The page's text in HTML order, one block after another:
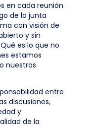
en cada reunión
de la junta
con visión de
y sin
es lo que no
estamos
nuestros
entre
discusiones,
y
de la